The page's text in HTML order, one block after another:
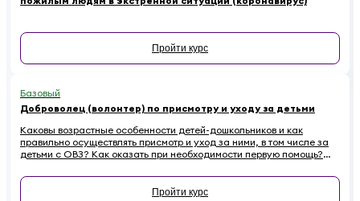
Пройти курс
Базовый
Доброволец (волонтер) по присмотру и уходу за детьми
Каковы возрастные особенности детей-дошкольников и как
правильно осуществлять присмотр и уход за ними, в том числе за
детьми с ОВЗ? Как оказать при необходимости первую помощь?
добровольцев, работающих с детьми
Пройти курс